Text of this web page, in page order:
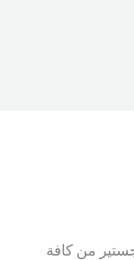
من كافة